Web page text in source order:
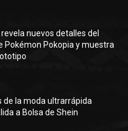
nuevos detalles del
Pokémon Pokopia y muestra
de la moda ultrarrápida
a Bolsa de Shein